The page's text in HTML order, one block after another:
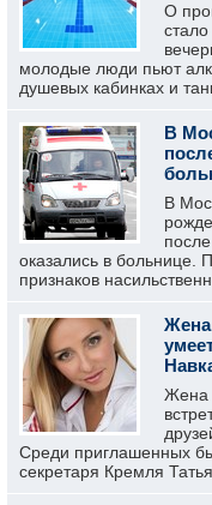
О
молодые люди пьют
душевых кабинках и
В
В
оказались в больнице.
признаков
Жена
Жена
Среди приглашенных
секретаря Кремля